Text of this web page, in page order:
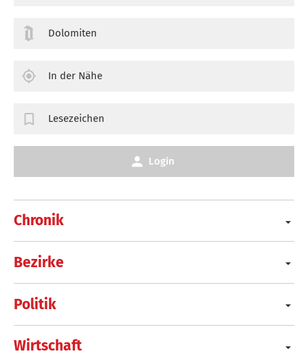
Chronik
Bezirke
Politik
Wirtschaft
Dolomiten
In der Nähe
Lesezeichen
Login